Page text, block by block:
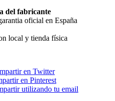
del fabricante
oficial en España
local y tienda física